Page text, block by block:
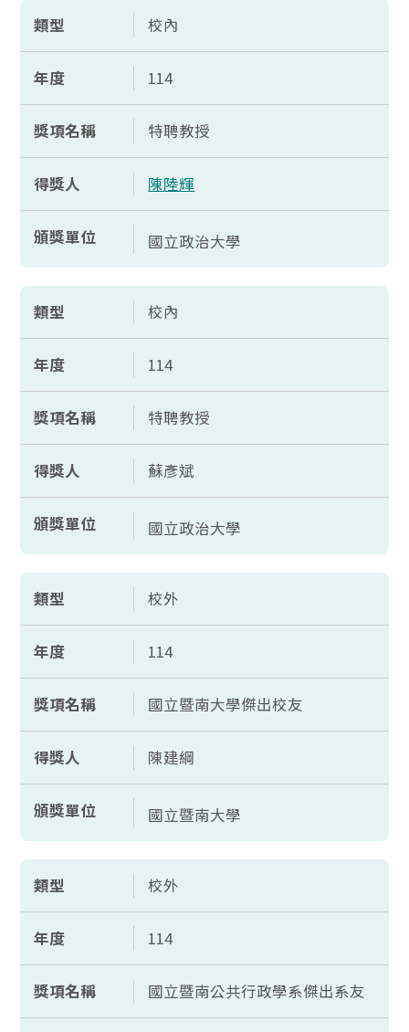
類型 校內
年度 114
獎項名稱 特聘教授
得獎人 陳陸輝
頒獎單位 國立政治大學
類型 校內
年度 114
獎項名稱 特聘教授
得獎人 蘇彥斌
頒獎單位 國立政治大學
類型 校外
年度 114
獎項名稱 國立暨南大學傑出校友
得獎人 陳建綱
頒獎單位 國立暨南大學
類型 校外
年度 114
獎項名稱 國立暨南公共行政學系傑出系友